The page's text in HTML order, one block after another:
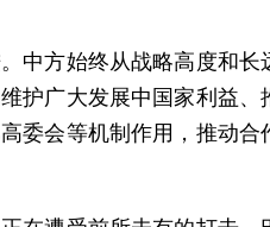
中方始终从战略高度和长
护广大发展中国家利益、
委会等机制作用，推动合